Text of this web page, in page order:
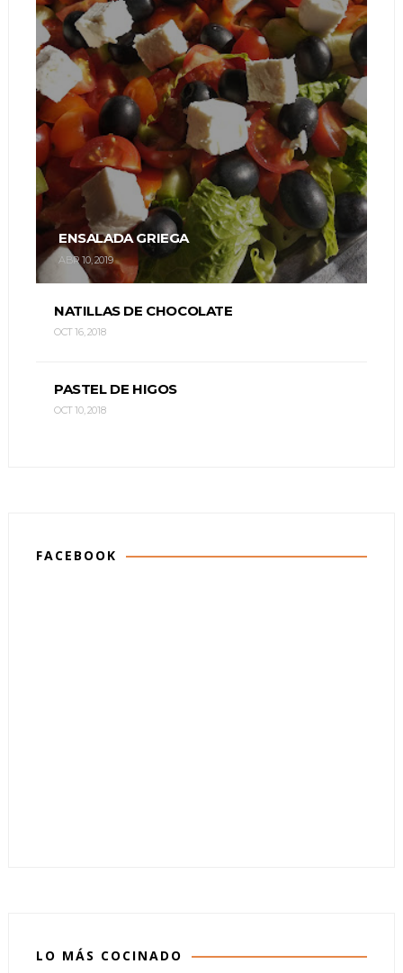
ENSALADA GRIEGA
ABR 10, 2019
NATILLAS DE CHOCOLATE
OCT 16, 2018
PASTEL DE HIGOS
OCT 10, 2018
FACEBOOK
LO MÁS COCINADO